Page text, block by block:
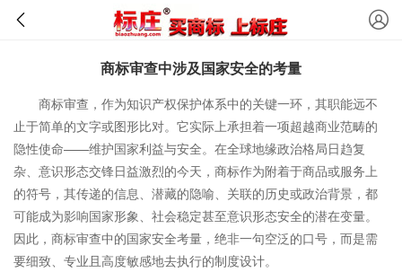
商标审查中涉及国家安全的考量
商标审查，作为知识产权保护体系中的关键一环，其职能远不
止于简单的文字或图形比对。它实际上承担着一项超越商业范畴的
隐性使命——维护国家利益与安全。在全球地缘政治格局日趋复
杂、意识形态交锋日益激烈的今天，商标作为附着于商品或服务上
的符号，其传递的信息、潜藏的隐喻、关联的历史或政治背景，都
可能成为影响国家形象、社会稳定甚至意识形态安全的潜在变量。
因此，商标审查中的国家安全考量，绝非一句空泛的口号，而是需
要细致、专业且高度敏感地去执行的制度设计。